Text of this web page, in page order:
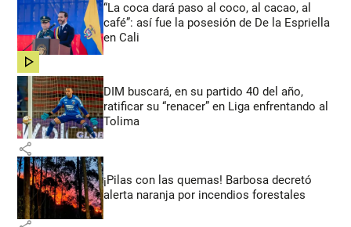
“La coca dará paso al coco, al cacao, al
café”: así fue la posesión de De la Espriella
en Cali
share
DIM buscará, en su partido 40 del año,
ratificar su “renacer” en Liga enfrentando al
Tolima
share
¡Pilas con las quemas! Barbosa decretó
alerta naranja por incendios forestales